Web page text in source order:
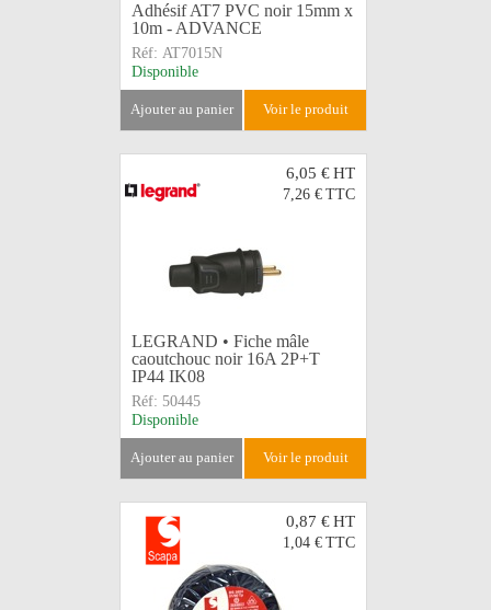
Adhésif AT7 PVC noir 15mm x
10m - ADVANCE
Réf: AT7015N
Disponible
ajouter au panier voir le produit
6,05 €HT
7,26 € TTC
LEGRAND • Fiche mâle
caoutchouc noir 16A 2P+T
IP44 IK08
Réf: 50445
Disponible
ajouter au panier voir le produit
0,87 €HT
1,04 € TTC